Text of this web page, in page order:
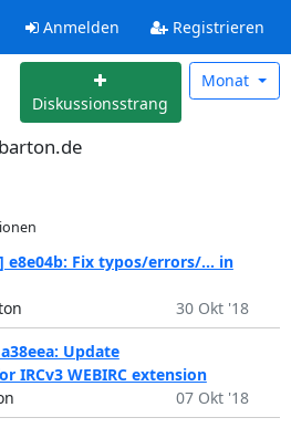
Anmelden Registrieren
Diskussionsstrang
Monat
Fix typos/errors/... in
30 Okt '18
Update
IRCv3 WEBIRC extension
07 Okt '18